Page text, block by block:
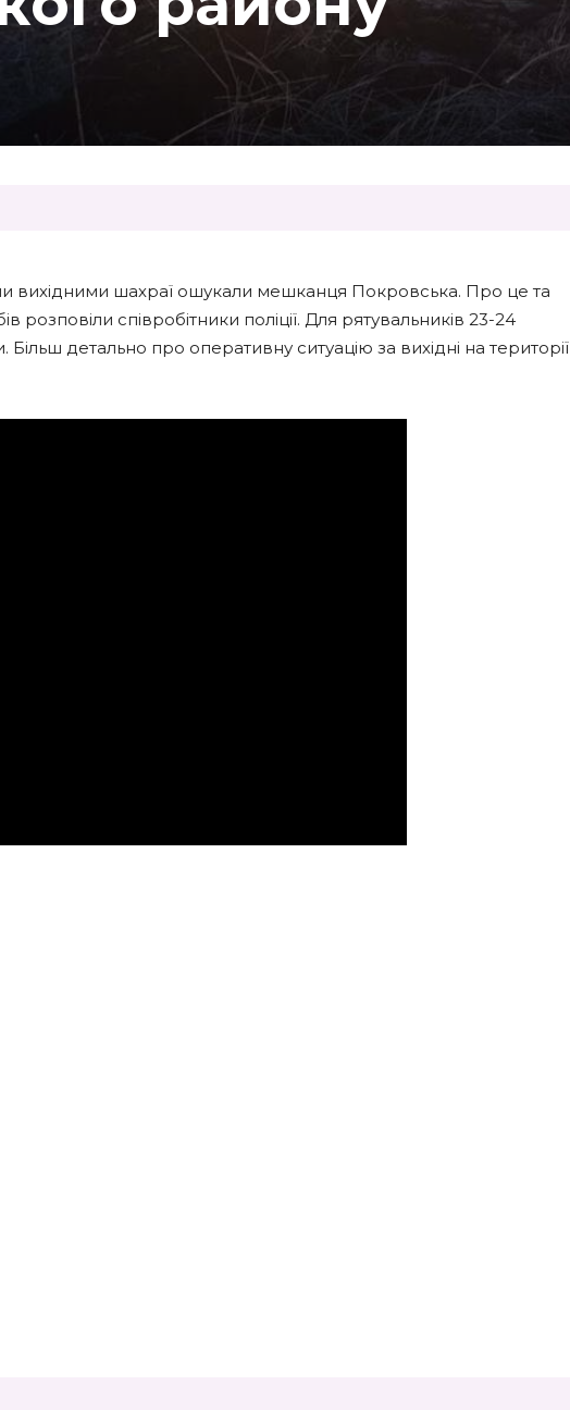
вихідними шахраї ошукали мешканця Покровська. Про це та
співробітники поліції. Для рятувальників 23-24
детально про оперативну ситуацію за вихідні на території